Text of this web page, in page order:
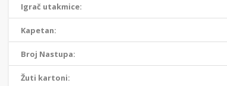
Igrač utakmice:
Kapetan:
Broj Nastupa:
Žuti kartoni: